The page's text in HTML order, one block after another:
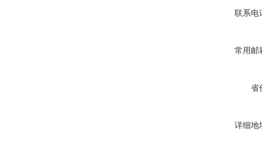
联系电
常用邮
省
详细地